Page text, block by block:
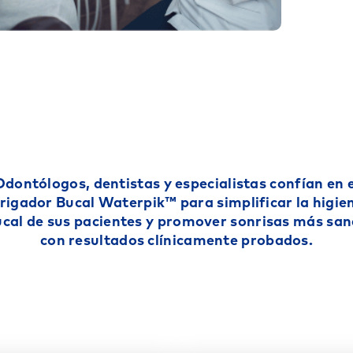
dentistas y especialistas confían en
Bucal Waterpik™ para simplificar la
de sus pacientes y promover sonrisas más
con resultados clínicamente probados.